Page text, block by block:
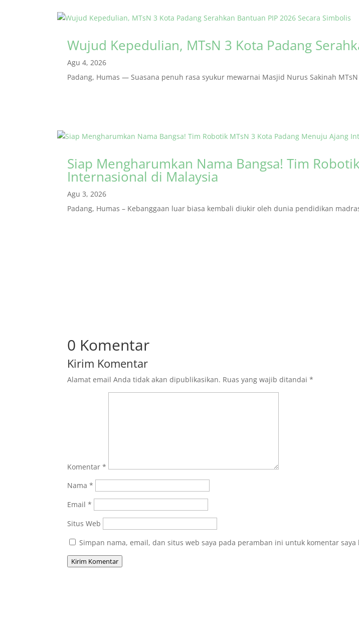
Wujud Kepedulian, MTsN 3 Kota Padang
Agu 4, 2026
Padang, Humas — Suasana penuh rasa syukur mewarnai Masjid Nurus Sakinah MTsN
Siap Mengharumkan Nama Bangsa! Tim
Internasional di Malaysia
Agu 3, 2026
Padang, Humas – Kebanggaan luar biasa kembali diukir oleh dunia pendidikan
0 Komentar
Kirim Komentar
Alamat email Anda tidak akan dipublikasikan. Ruas yang wajib ditandai*
Komentar*
Nama*
Email*
Situs Web
Simpan nama, email, dan situs web saya pada peramban ini untuk komentar saya
Kirim Komentar